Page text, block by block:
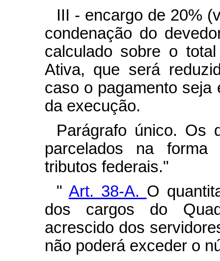
III - encargo de 20%
condenação do
calculado sobre o
Ativa, que será
caso o pagamento seja
da execução.
Parágrafo único. Os
parcelados na
tributos federais."
" Art. 38-A. O
dos cargos do
acrescido dos
não poderá exceder o